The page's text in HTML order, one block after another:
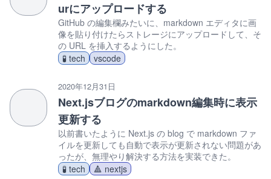
urにアップロードする
GitHub の編集欄みたいに、markdown エディタに画
像を貼り付けたらストレージにアップロードして、そ
の URL を挿入するようにした。
🧪 tech
vscode
2020年12月31日
Next.jsブログのmarkdown編集時に表示
更新する
以前書いたように Next.js の blog で markdown ファ
イルを更新しても自動で表示が更新されない問題があ
ったが、無理やり解決する方法を実装できた。
🧪 tech
🔺 nextjs